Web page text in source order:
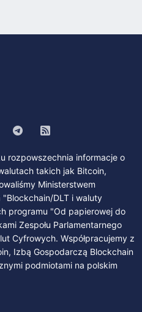
rozpowszechnia informacje o
takich jak Bitcoin,
Ministerstwem
DLT i waluty
programu "Od papierowej do
Zespołu Parlamentarnego
Cyfrowych. Współpracujemy z
Izbą Gospodarczą Blockchain
podmiotami na polskim